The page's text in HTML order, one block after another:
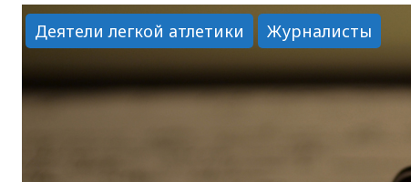
Деятели легкой атлетики Журналисты